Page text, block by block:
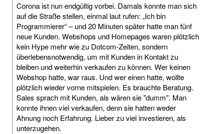
Corona ist nun endgültig vorbei. Damals konnte man sich
auf die Straße stellen, einmal laut rufen: „Ich bin
Programmierer“ – und 20 Minuten später hatte man fünf
neue Kunden. Webshops und Homepages waren plötzlich
kein Hype mehr wie zu Dotcom-Zeiten, sondern
überlebensnotwendig, um mit Kunden in Kontakt zu
bleiben und weiterhin verkaufen zu können. Wer keinen
Webshop hatte, war raus. Und wer einen hatte, wollte
plötzlich wieder vorne mitspielen. Es brauchte Beratung.
Sales sprach mit Kunden, als wären sie "dumm". Man
konnte ihnen viel verkaufen, denn sie hatten weder
Ahnung noch Erfahrung. Lieber zu viel investieren, als
unterzugehen.